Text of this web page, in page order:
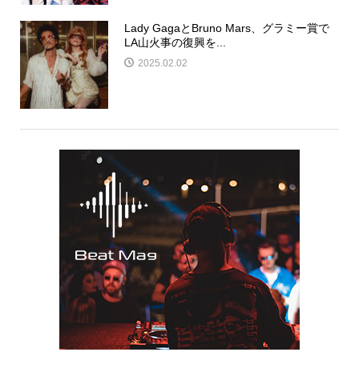
Lady GagaとBruno Mars、グラミー賞で
LA山火事の復興を...
2025.02.02